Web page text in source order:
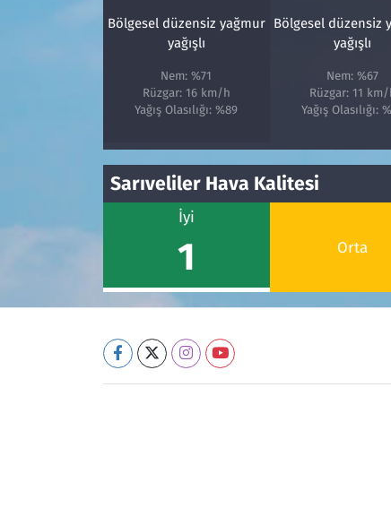
Bölgesel düzensiz yağmur
yağışlı
Nem: %71
Rüzgar: 16 km/h
Yağış Olasılığı: %89
Bölgesel düzensiz
yağışlı
Nem: %67
Rüzgar: 11
Yağış Olasılığı:
Sarıveliler Hava Kalitesi
İyi
1 Orta